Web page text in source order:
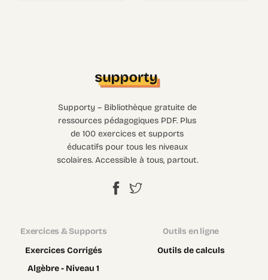
Supporty – Bibliothèque gratuite de
ressources pédagogiques PDF. Plus
de 100 exercices et supports
éducatifs pour tous les niveaux
scolaires. Accessible à tous, partout.
Exercices & Supports
Exercices Corrigés
Algèbre - Niveau 1
Outils en ligne
Outils de calculs